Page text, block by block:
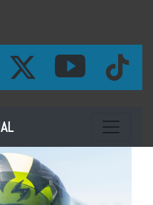
Toggle